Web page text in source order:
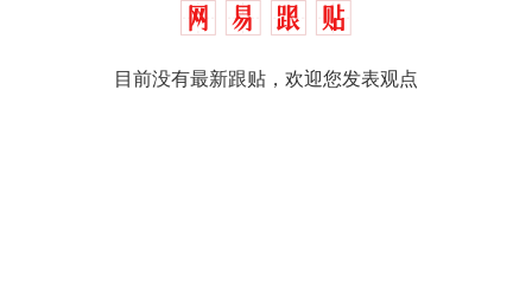
目前没有最新跟贴，欢迎您发表观点